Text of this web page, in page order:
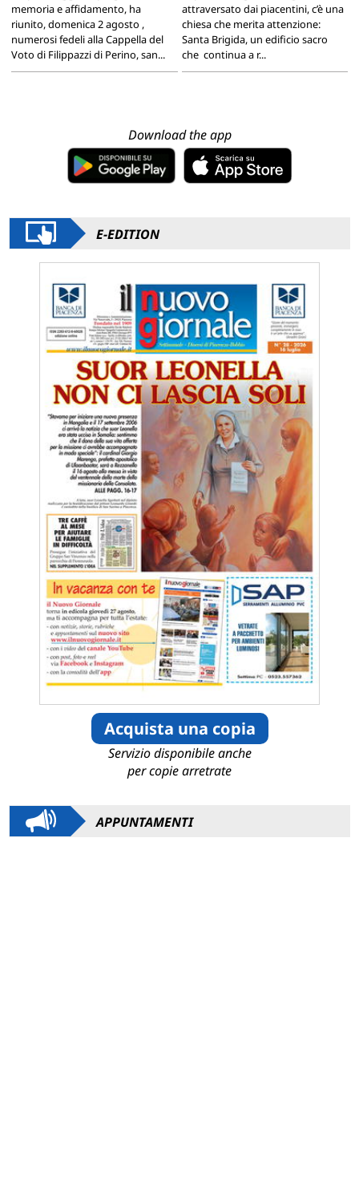
memoria e affidamento, ha
riunito, domenica 2 agosto ,
numerosi fedeli alla Cappella del
Voto di Filippazzi di Perino, san...
attraversato dai piacentini, c’è una
chiesa che merita attenzione:
Santa Brigida, un edificio sacro
che continua a r...
Download the app
E-EDITION
Acquista una copia
Servizio disponibile anche
per copie arretrate
APPUNTAMENTI